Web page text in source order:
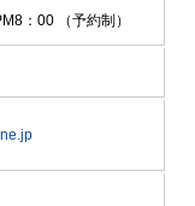
：00 （予約制）